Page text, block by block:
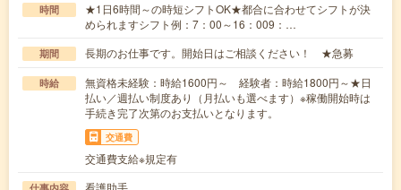
時間
★1日6時間～の時短シフトOK★都合に合わせてシフトが決
められますシフト例：7：00～16：009：…
期間 長期のお仕事です。開始日はご相談ください！ ★急募
時給
無資格未経験：時給1600円～ 経験者：時給1800円～★日
払い／週払い制度あり（月払いも選べます）※稼働開始時は
手続き完了次第のお支払いとなります。
交通費
交通費支給※規定有